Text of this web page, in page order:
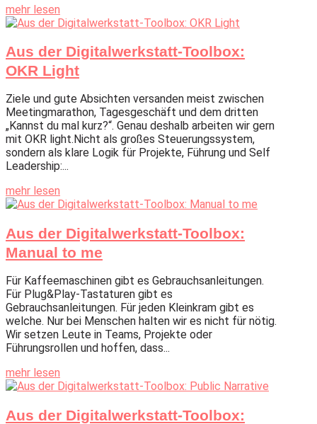
mehr lesen
Aus der Digitalwerkstatt-Toolbox:
OKR Light
Ziele und gute Absichten versanden meist zwischen
Meetingmarathon, Tagesgeschäft und dem dritten
„Kannst du mal kurz?“. Genau deshalb arbeiten wir gern
mit OKR light.Nicht als großes Steuerungssystem,
sondern als klare Logik für Projekte, Führung und Self
Leadership:...
mehr lesen
Aus der Digitalwerkstatt-Toolbox:
Manual to me
Für Kaffeemaschinen gibt es Gebrauchsanleitungen.
Für Plug&Play-Tastaturen gibt es
Gebrauchsanleitungen. Für jeden Kleinkram gibt es
welche. Nur bei Menschen halten wir es nicht für nötig.
Wir setzen Leute in Teams, Projekte oder
Führungsrollen und hoffen, dass...
mehr lesen
Aus der Digitalwerkstatt-Toolbox: